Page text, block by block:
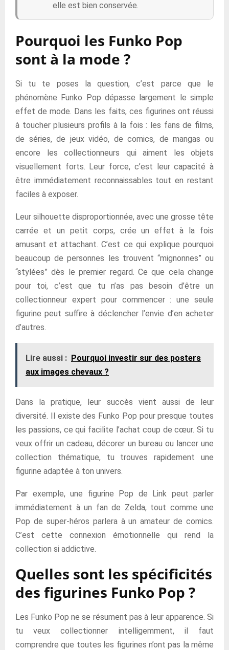
elle est bien conservée.
Pourquoi les Funko Pop
sont à la mode ?
Si tu te poses la question, c’est parce que le
phénomène Funko Pop dépasse largement le simple
effet de mode. Dans les faits, ces figurines ont réussi
à toucher plusieurs profils à la fois : les fans de films,
de séries, de jeux vidéo, de comics, de mangas ou
encore les collectionneurs qui aiment les objets
visuellement forts. Leur force, c’est leur capacité à
être immédiatement reconnaissables tout en restant
faciles à exposer.
Leur silhouette disproportionnée, avec une grosse tête
carrée et un petit corps, crée un effet à la fois
amusant et attachant. C’est ce qui explique pourquoi
beaucoup de personnes les trouvent “mignonnes” ou
“stylées” dès le premier regard. Ce que cela change
pour toi, c’est que tu n’as pas besoin d’être un
collectionneur expert pour commencer : une seule
figurine peut suffire à déclencher l’envie d’en acheter
d’autres.
Lire aussi : Pourquoi investir sur des posters
aux images chevaux ?
Dans la pratique, leur succès vient aussi de leur
diversité. Il existe des Funko Pop pour presque toutes
les passions, ce qui facilite l’achat coup de cœur. Si tu
veux offrir un cadeau, décorer un bureau ou lancer une
collection thématique, tu trouves rapidement une
figurine adaptée à ton univers.
Par exemple, une figurine Pop de Link peut parler
immédiatement à un fan de Zelda, tout comme une
Pop de super-héros parlera à un amateur de comics.
C’est cette connexion émotionnelle qui rend la
collection si addictive.
Quelles sont les spécificités
des figurines Funko Pop ?
Les Funko Pop ne se résument pas à leur apparence. Si
tu veux collectionner intelligemment, il faut
comprendre que toutes les figurines n’ont pas la même